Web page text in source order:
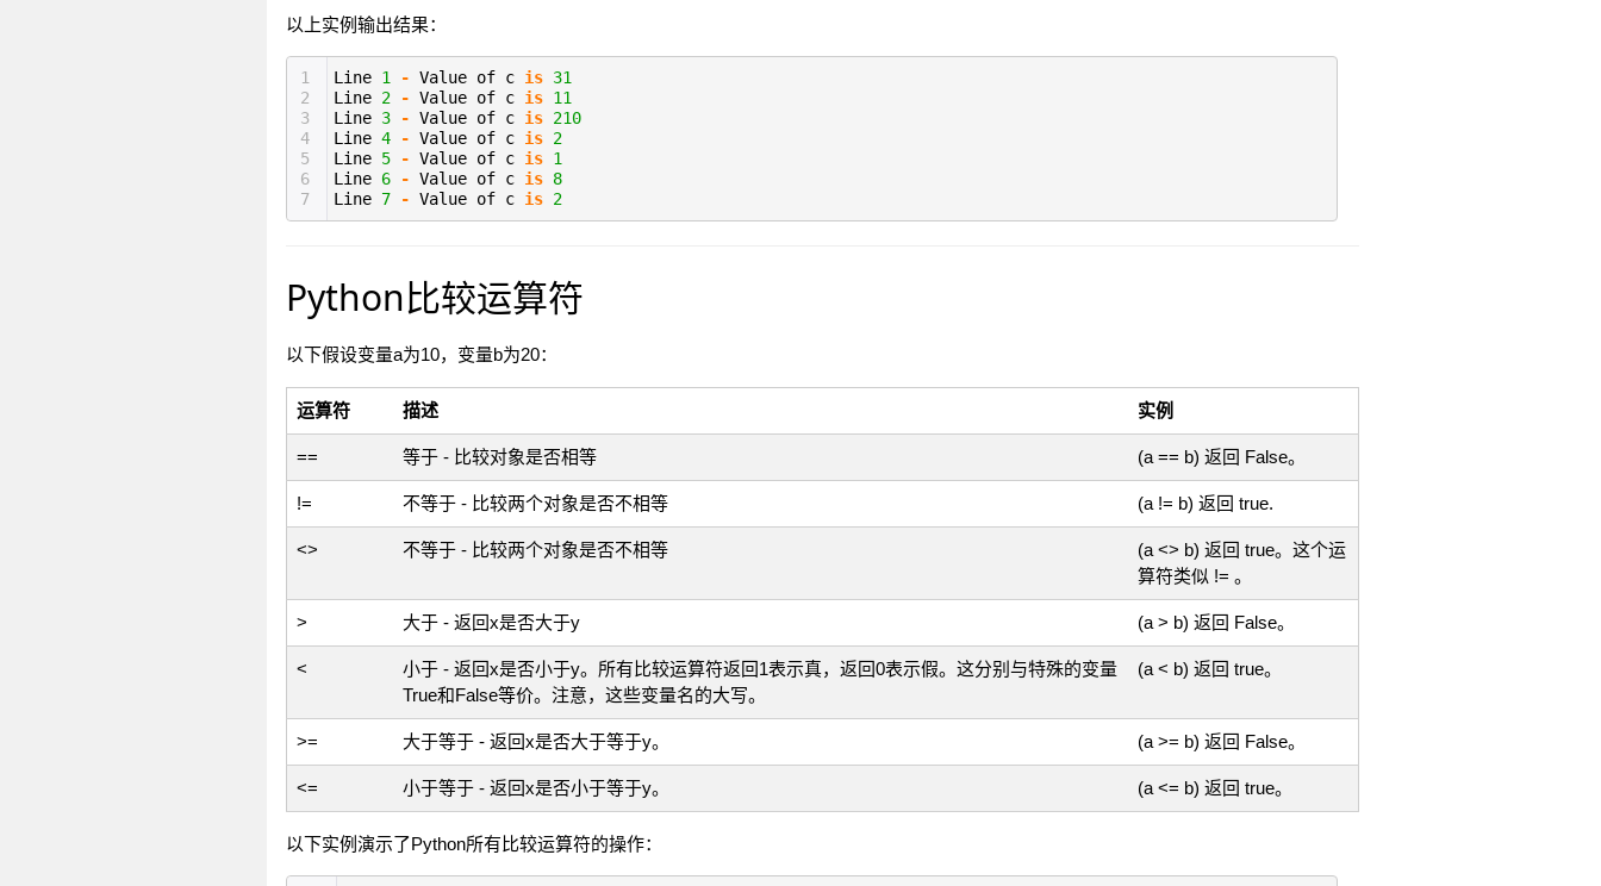
以上实例输出结果：
1
2
3
4
5
6
7
Line 1 - Value of c is 31
Line 2 - Value of c is 11
Line 3 - Value of c is 210
Line 4 - Value of c is 2
Line 5 - Value of c is 1
Line 6 - Value of c is 8
Line 7 - Value of c is 2
Python比较运算符
以下假设变量a为10，变量b为20：
运算符 描述 实例
== 等于 - 比较对象是否相等 (a == b) 返回 False。
!= 不等于 - 比较两个对象是否不相等 (a != b) 返回 true.
<> 不等于 - 比较两个对象是否不相等
(a <> b) 返回 true。这个运
算符类似 != 。
> 大于 - 返回x是否大于y (a > b) 返回 False。
<
小于 - 返回x是否小于y。所有比较运算符返回1表示真，返回0表示假。这分别与特殊的变量
True和False等价。注意，这些变量名的大写。
(a < b) 返回 true。
>= 大于等于 - 返回x是否大于等于y。 (a >= b) 返回 False。
<= 小于等于 - 返回x是否小于等于y。 (a <= b) 返回 true。
以下实例演示了Python所有比较运算符的操作：